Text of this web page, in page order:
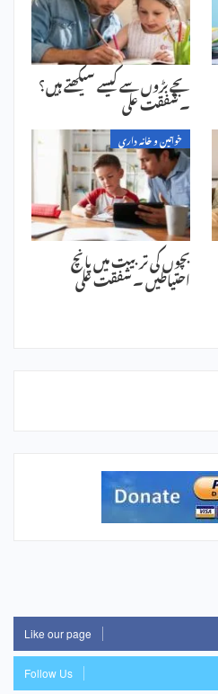
بچے بڑوں سے کیسے سیکھتے ہیں؟
۔ شفقت علی
خواتین و خانہ داری
بچوں کی تربیت میں پانچ
احتیاطیں ۔ شفقت علی
Like our page
Follow Us